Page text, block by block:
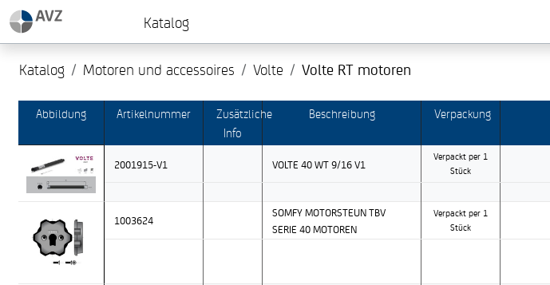
Katalog
Katalog Motoren und accessoires Volte Volte RT motoren
Abbildung Artikelnummer
Zusätzliche
Info
Beschreibung Verpackung
2001915-V1 VOLTE 40 WT 9/16 V1
Verpackt per 1
Stück
1003624
SOMFY MOTORSTEUN TBV
SERIE 40 MOTOREN
Verpackt per 1
Stück